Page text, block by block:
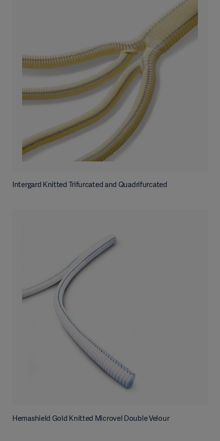
Intergard Knitted Trifurcated and Quadrifurcated
Hemashield Gold Knitted Microvel Double Velour